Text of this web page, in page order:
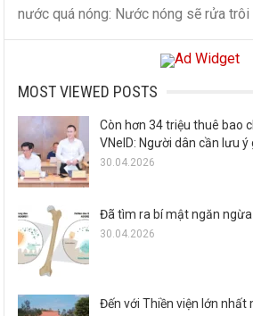
nước quá nóng: Nước nóng sẽ rửa trôi
MOST VIEWED POSTS
Còn hơn 34 triệu thuê bao
VNeID: Người dân cần lưu ý
30.04.2026
Đã tìm ra bí mật ngăn
30.04.2026
Đến với Thiền viện lớn nhất